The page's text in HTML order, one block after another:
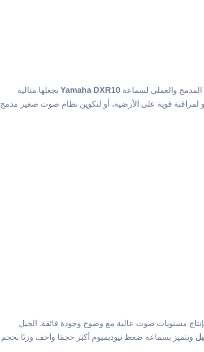
المدمج والعملي لسماعةYamaha DXR10 يجعلها مثالية
قوية على الأرضية، أو لتكوين نظام صوت صغير مدمج
بإنتاج مستويات صوت عالية مع وضوح وجودة فائقة. الجيل
ويتميز بسماعة ضغط نيوديميوم أكبر حجمًا وأخف وزنًا بحجم